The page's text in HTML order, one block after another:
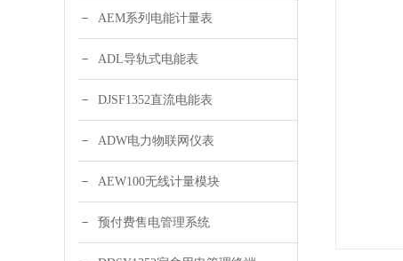
AEM系列电能计量表
ADL导轨式电能表
DJSF1352直流电能表
ADW电力物联网仪表
AEW100无线计量模块
预付费售电管理系统